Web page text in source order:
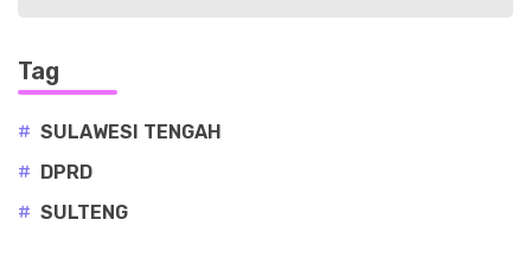
Tag
# SULAWESI TENGAH
#
DPRD
# SULTENG